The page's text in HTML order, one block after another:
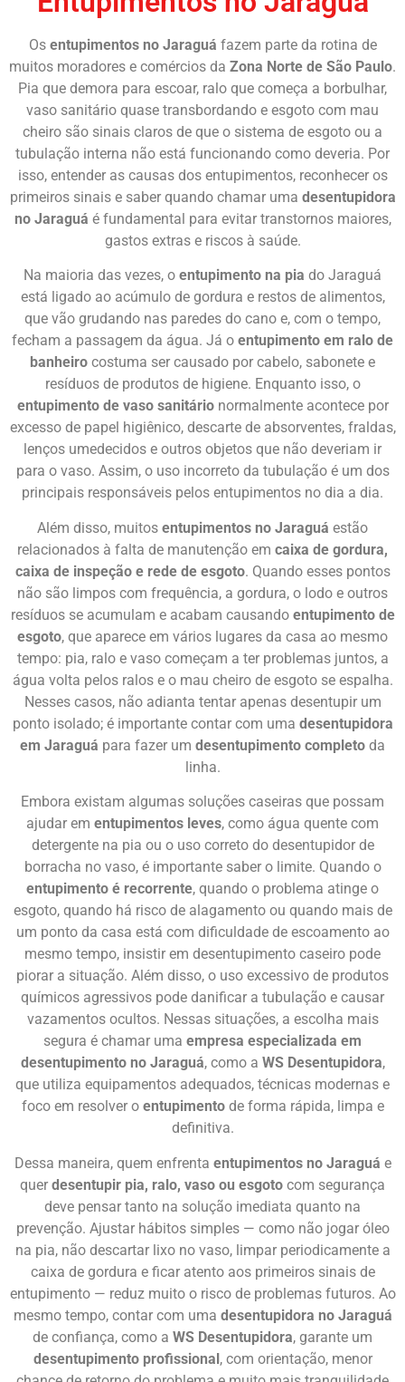
Os entupimentos no Jaraguá fazem parte da rotina de
muitos moradores e comércios da Zona Norte de São Paulo.
Pia que demora para escoar, ralo que começa a borbulhar,
vaso sanitário quase transbordando e esgoto com mau
cheiro são sinais claros de que o sistema de esgoto ou a
tubulação interna não está funcionando como deveria. Por
isso, entender as causas dos entupimentos, reconhecer os
primeiros sinais e saber quando chamar uma desentupidora
no Jaraguá é fundamental para evitar transtornos maiores,
gastos extras e riscos à saúde.
Na maioria das vezes, o entupimento na pia do Jaraguá
está ligado ao acúmulo de gordura e restos de alimentos,
que vão grudando nas paredes do cano e, com o tempo,
fecham a passagem da água. Já o entupimento em ralo de
banheiro costuma ser causado por cabelo, sabonete e
resíduos de produtos de higiene. Enquanto isso, o
entupimento de vaso sanitárionormalmente acontece por
excesso de papel higiênico, descarte de absorventes, fraldas,
lenços umedecidos e outros objetos que não deveriam ir
para o vaso. Assim, o uso incorreto da tubulação é um dos
principais responsáveis pelos entupimentos no dia a dia.
Além disso, muitos entupimentos no Jaraguá estão
relacionados à falta de manutenção em caixa de gordura,
caixa de inspeção e rede de esgoto. Quando esses pontos
não são limpos com frequência, a gordura, o lodo e outros
resíduos se acumulam e acabam causando entupimento de
esgoto, que aparece em vários lugares da casa ao mesmo
tempo: pia, ralo e vaso começam a ter problemas juntos, a
água volta pelos ralos e o mau cheiro de esgoto se espalha.
Nesses casos, não adianta tentar apenas desentupir um
ponto isolado; é importante contar com uma desentupidora
em Jaraguá para fazer um desentupimento completo da
linha.
Embora existam algumas soluções caseiras que possam
ajudar em entupimentos leves, como água quente com
detergente na pia ou o uso correto do desentupidor de
borracha no vaso, é importante saber o limite. Quando o
entupimento é recorrente, quando o problema atinge o
esgoto, quando há risco de alagamento ou quando mais de
um ponto da casa está com dificuldade de escoamento ao
mesmo tempo, insistir em desentupimento caseiro pode
piorar a situação. Além disso, o uso excessivo de produtos
químicos agressivos pode danificar a tubulação e causar
vazamentos ocultos. Nessas situações, a escolha mais
segura é chamar uma empresa especializada em
desentupimento no Jaraguá, como a WS Desentupidora,
que utiliza equipamentos adequados, técnicas modernas e
foco em resolver o entupimentode forma rápida, limpa e
definitiva.
Dessa maneira, quem enfrenta entupimentos no Jaraguá e
quer desentupir pia, ralo, vaso ou esgoto com segurança
deve pensar tanto na solução imediata quanto na
prevenção. Ajustar hábitos simples — como não jogar óleo
na pia, não descartar lixo no vaso, limpar periodicamente a
caixa de gordura e ficar atento aos primeiros sinais de
entupimento — reduz muito o risco de problemas futuros. Ao
mesmo tempo, contar com uma desentupidora no Jaraguá
de confiança, como a WS Desentupidora, garante um
desentupimento profissional, com orientação, menor